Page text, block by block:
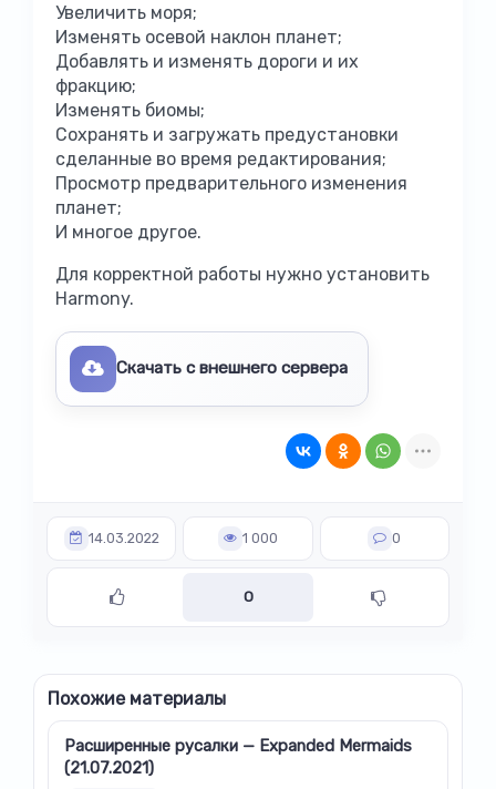
Увеличить моря;
Изменять осевой наклон планет;
Добавлять и изменять дороги и их
фракцию;
Изменять биомы;
Сохранять и загружать предустановки
сделанные во время редактирования;
Просмотр предварительного изменения
планет;
И многое другое.
Для корректной работы нужно установить
Harmony.
Скачать с внешнего сервера
14.03.2022 1 000 0
0
Похожие материалы
Расширенные русалки — Expanded Mermaids
(21.07.2021)